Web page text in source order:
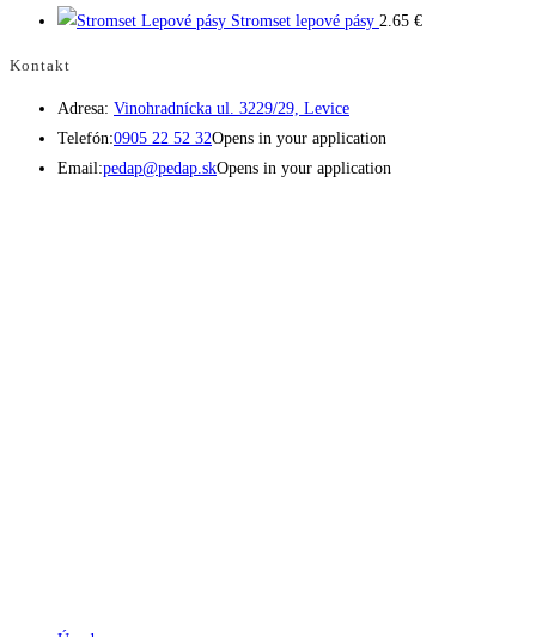
Stromset lepové pásy 2.65 €
Kontakt
Adresa: Vinohradnícka ul. 3229/29, Levice
Telefón:0905 22 52 32Opens in your application
Email:pedap@pedap.skOpens in your application